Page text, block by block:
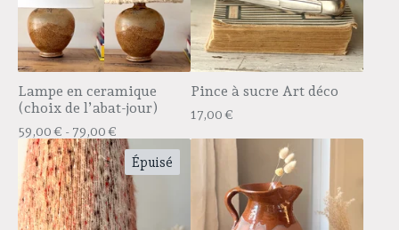
Lampe en ceramique
(choix de l’abat-jour)
59,00€ - 79,00€
Pince à sucre Art déco
17,00€
Épuisé